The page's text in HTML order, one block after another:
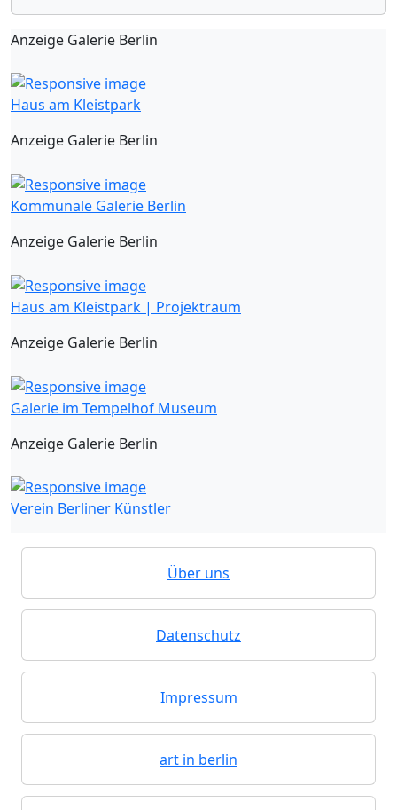
Anzeige Galerie Berlin
Haus am Kleistpark
Anzeige Galerie Berlin
Kommunale Galerie Berlin
Anzeige Galerie Berlin
Haus am Kleistpark | Projektraum
Anzeige Galerie Berlin
Galerie im Tempelhof Museum
Anzeige Galerie Berlin
Verein Berliner Künstler
Über uns
Datenschutz
Impressum
art in berlin